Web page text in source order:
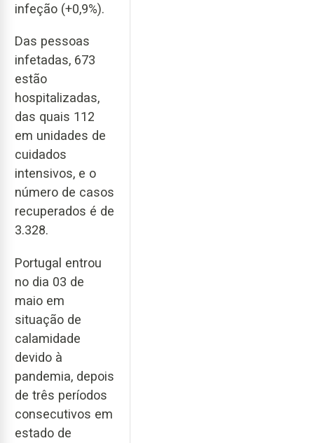
infeção (+0,9%).
Das pessoas
infetadas, 673
estão
hospitalizadas,
das quais 112
em unidades de
cuidados
intensivos, e o
número de casos
recuperados é de
3.328.
Portugal entrou
no dia 03 de
maio em
situação de
calamidade
devido à
pandemia, depois
de três períodos
consecutivos em
estado de